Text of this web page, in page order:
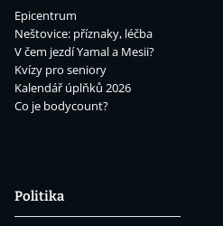
Epicentrum
Neštovice: příznaky, léčba
V čem jezdí Yamal a Mesii?
Kvízy pro seniory
Kalendář úplňků 2026
Co je bodycount?
Politika